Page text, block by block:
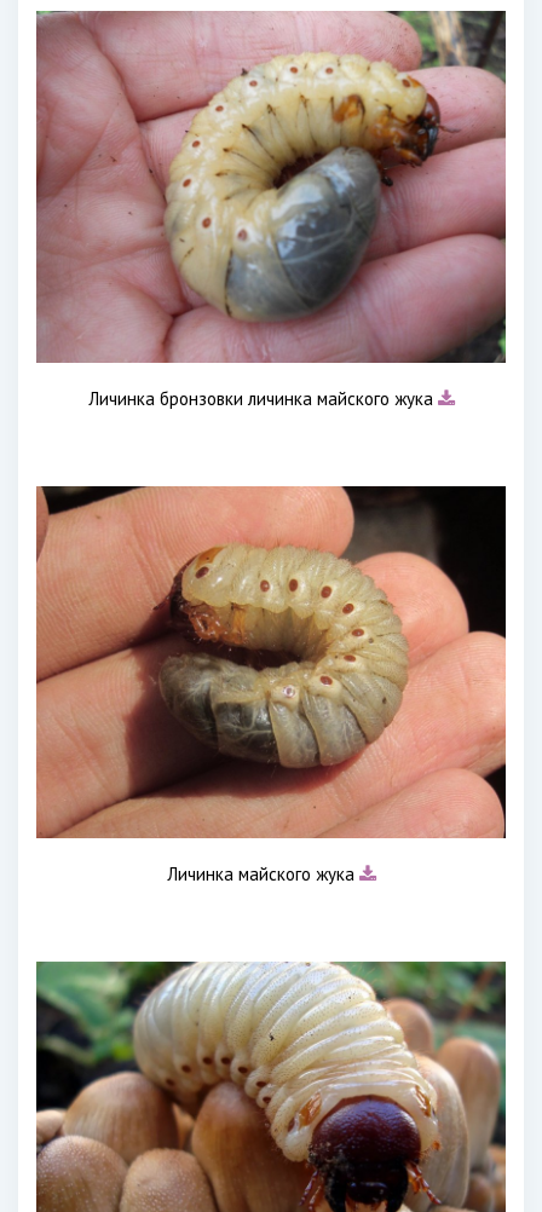
Личинка бронзовки личинка майского жука
Личинка майского жука